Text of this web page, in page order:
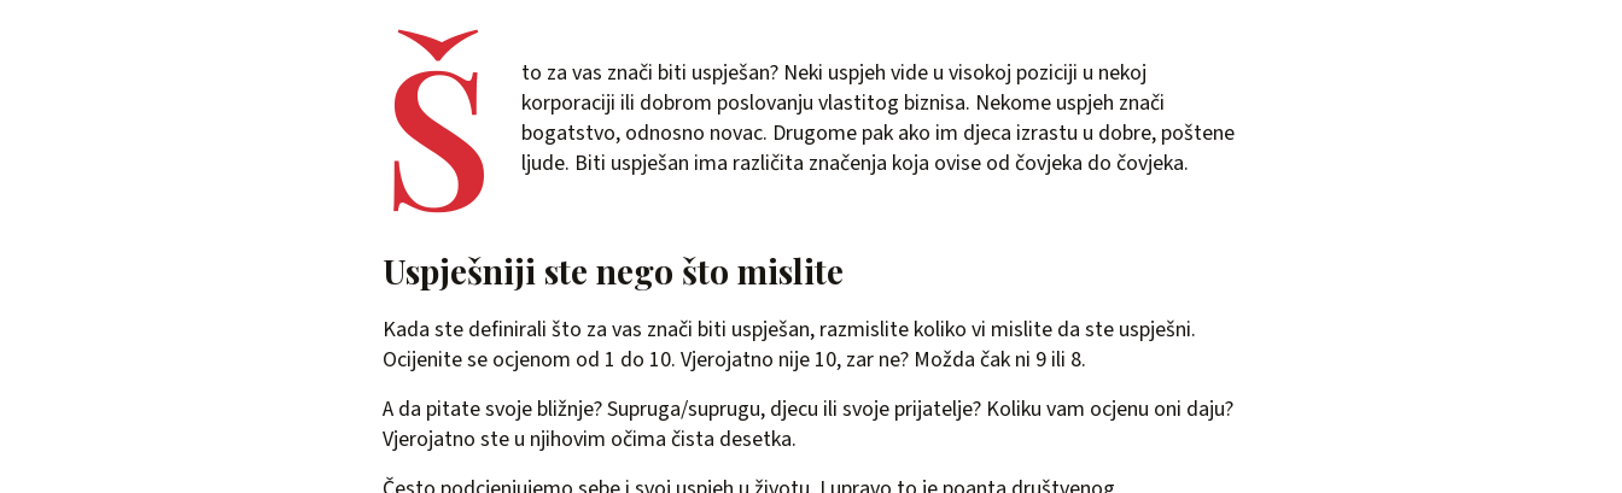
Š
to za vas znači biti uspješan? Neki uspjeh vide u visokoj poziciji u nekoj
korporaciji ili dobrom poslovanju vlastitog biznisa. Nekome uspjeh znači
bogatstvo, odnosno novac. Drugome pak ako im djeca izrastu u dobre, poštene
ljude. Biti uspješan ima različita značenja koja ovise od čovjeka do čovjeka.
Uspješniji ste nego što mislite
Kada ste definirali što za vas znači biti uspješan, razmislite koliko vi mislite da ste uspješni.
Ocijenite se ocjenom od 1 do 10. Vjerojatno nije 10, zar ne? Možda čak ni 9 ili 8.
A da pitate svoje bližnje? Supruga/suprugu, djecu ili svoje prijatelje? Koliku vam ocjenu oni daju?
Vjerojatno ste u njihovim očima čista desetka.